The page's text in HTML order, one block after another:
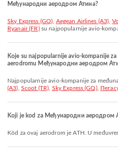
Међународни аеродром Атина?
Sky Express (GQ) Aegean Airlines (A3)
Ryanair (FR)su najpopularnije avio-
Koje su najpopularnije avio-kompanije
aerodromu Међународни аеродром
Najpopularnije avio-kompanije za
(A3) Scoot (TR) Sky Express (GQ),
Koji je kod za Међународни аеродром
Kôd za ovaj aerodrom je ATH. U